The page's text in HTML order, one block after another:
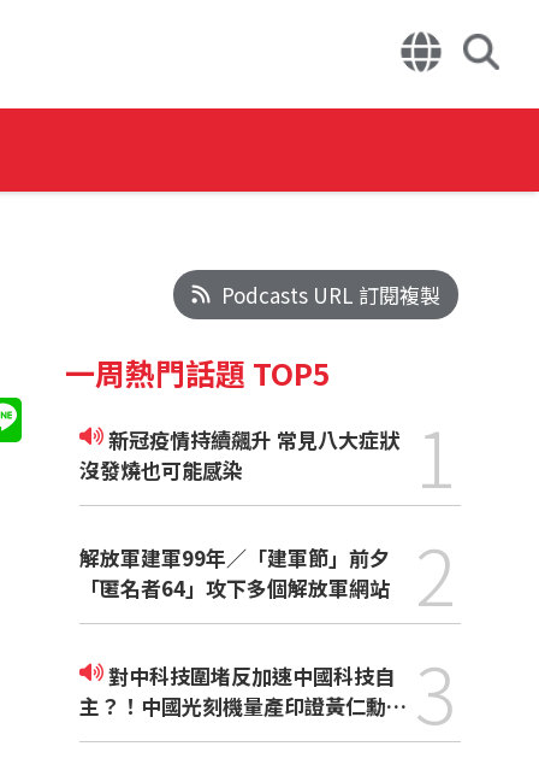
Podcasts URL 訂閱複製
一周熱門話題 TOP5
新冠疫情持續飆升 常見八大症狀
沒發燒也可能感染
1
解放軍建軍99年／「建軍節」前夕
「匿名者64」攻下多個解放軍網站
2
對中科技圍堵反加速中國科技自
主？！中國光刻機量產印證黃仁勳觀
點
3